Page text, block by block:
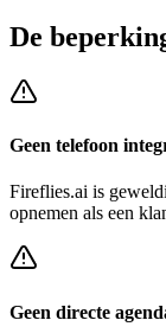
De
Geen telefoon
Fireflies.ai is
opnemen als een
Geen directe